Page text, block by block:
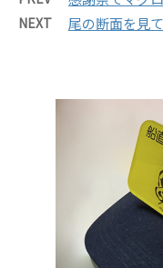
NEXT 尾の断面を見